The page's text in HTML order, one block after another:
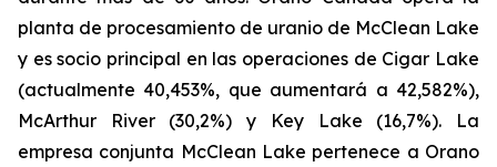
planta de procesamiento de uranio de McClean Lake
y es socio principal en las operaciones de Cigar Lake
(actualmente 40,453%, que aumentará a 42,582%),
McArthur River (30,2%) y Key Lake (16,7%). La
empresa conjunta McClean Lake pertenece a Orano